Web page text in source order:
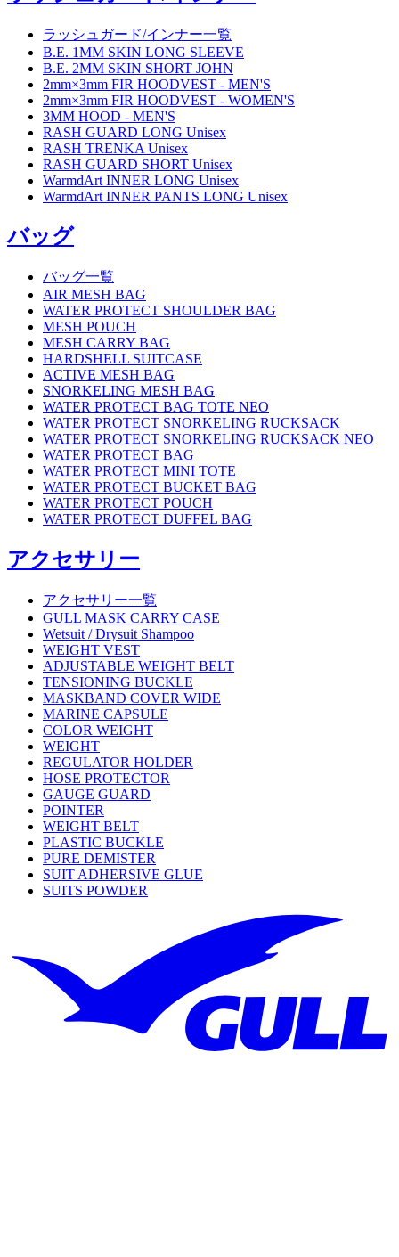
ラッシュガード/インナー一覧
B.E. 1MM SKIN LONG SLEEVE
B.E. 2MM SKIN SHORT JOHN
2mm×3mm FIR HOODVEST - MEN'S
2mm×3mm FIR HOODVEST - WOMEN'S
3MM HOOD - MEN'S
RASH GUARD LONG Unisex
RASH TRENKA Unisex
RASH GUARD SHORT Unisex
WarmdArt INNER LONG Unisex
WarmdArt INNER PANTS LONG Unisex
バッグ
バッグ一覧
AIR MESH BAG
WATER PROTECT SHOULDER BAG
MESH POUCH
MESH CARRY BAG
HARDSHELL SUITCASE
ACTIVE MESH BAG
SNORKELING MESH BAG
WATER PROTECT BAG TOTE NEO
WATER PROTECT SNORKELING RUCKSACK
WATER PROTECT SNORKELING RUCKSACK NEO
WATER PROTECT BAG
WATER PROTECT MINI TOTE
WATER PROTECT BUCKET BAG
WATER PROTECT POUCH
WATER PROTECT DUFFEL BAG
アクセサリー
アクセサリー一覧
GULL MASK CARRY CASE
Wetsuit / Drysuit Shampoo
WEIGHT VEST
ADJUSTABLE WEIGHT BELT
TENSIONING BUCKLE
MASKBAND COVER WIDE
MARINE CAPSULE
COLOR WEIGHT
WEIGHT
REGULATOR HOLDER
HOSE PROTECTOR
GAUGE GUARD
POINTER
WEIGHT BELT
PLASTIC BUCKLE
PURE DEMISTER
SUIT ADHERSIVE GLUE
SUITS POWDER